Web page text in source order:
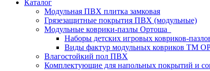
Каталог
Модульная ПВХ плитка замковая
Грязезащитные покрытия ПВХ (модульные)
Модульные коврики-пазлы Ортоша
Наборы детских игровых ковриков-
Виды фактур модульных ковриков ТМ
Влагостойкий пол ПВХ
Комплектующие для напольных покрытий и